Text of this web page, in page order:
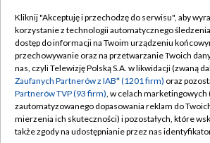
Dołącz do nas:
TVP
Abonament TVP
Emisja w TVP
Centrum informacji TVP
Regulamin TVP
Polityka
Moje zgody
Kliknij "Akceptuję i przechodzę do serwisu", aby
korzystanie z technologii automatycznego
dostęp do informacji na Twoim urządzeniu
przechowywanie oraz na przetwarzanie Twoich
nas, czyli Telewizję Polską S.A. w likwidacji (zwaną
Zaufanych Partnerów z IAB* (1201 firm) oraz
Partnerów TVP (93 firm), w celach marketingowych
zautomatyzowanego dopasowania reklam do
mierzenia ich skuteczności) i pozostałych, które
także zgody na udostępnianie przez nas